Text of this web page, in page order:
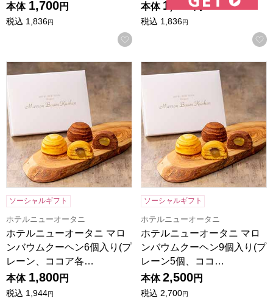
本体 1,700円
税込 1,836円
お気に入りに登録する
本体 1,700円
税込 1,836円
ホテルニューオータニ マロンバウムクーヘン6個入り(プレ
ソーシャルギフト
ホテルニューオータニ
ホテルニューオータニ マロ
ンバウムクーヘン6個入り(プ
レーン、ココア各…
本体 1,800円
税込 1,944円
ホテルニューオータニ マロ
ソーシャルギフト
ホテルニューオータニ
ホテルニューオータニ マロ
ンバウムクーヘン9個入り(プ
レーン5個、ココ…
本体 2,500円
税込 2,700円